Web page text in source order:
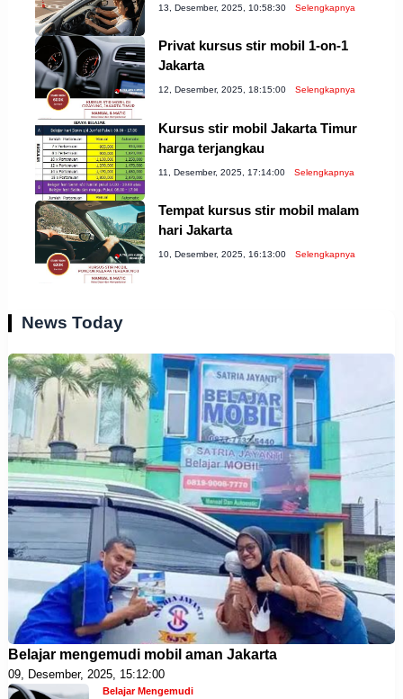
13, Desember, 2025, 10:58:30 Selengkapnya
Privat kursus stir mobil 1-on-1
Jakarta
12, Desember, 2025, 18:15:00 Selengkapnya
Kursus stir mobil Jakarta Timur
harga terjangkau
11, Desember, 2025, 17:14:00 Selengkapnya
Tempat kursus stir mobil malam
hari Jakarta
10, Desember, 2025, 16:13:00 Selengkapnya
News Today
Belajar mengemudi mobil aman Jakarta
09, Desember, 2025, 15:12:00
Belajar Mengemudi